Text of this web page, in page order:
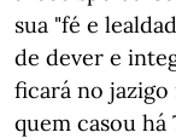
sua "fé e
de dever e
ficará no
quem casou há